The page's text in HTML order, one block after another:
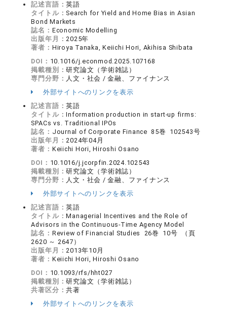
記述言語：英語
タイトル： Search for Yield and Home Bias in Asian
Bond Markets
誌名： Economic Modelling
出版年月：2025年
著者： Hiroya Tanaka, Keiichi Hori, Akihisa Shibata
DOI： 10.1016/j.econmod.2025.107168
掲載種別：研究論文（学術雑誌）
専門分野： 人文・社会 / 金融、ファイナンス
外部サイトへのリンクを表示
記述言語：英語
タイトル：Information production in start-up firms:
SPACs vs. Traditional IPOs
誌名： Journal of Corporate Finance 85巻 102543号
出版年月：2024年04月
著者： Keiichi Hori, Hiroshi Osano
DOI： 10.1016/j.jcorpfin.2024.102543
掲載種別：研究論文（学術雑誌）
専門分野： 人文・社会 / 金融、ファイナンス
外部サイトへのリンクを表示
記述言語：英語
タイトル：Managerial Incentives and the Role of
Advisors in the Continuous-Time Agency Model
誌名： Review of Financial Studies 26巻 10号 （頁
2620 ～ 2647）
出版年月：2013年10月
著者： Keiichi Hori, Hiroshi Osano
DOI： 10.1093/rfs/hht027
掲載種別：研究論文（学術雑誌）
共著区分：共著
外部サイトへのリンクを表示